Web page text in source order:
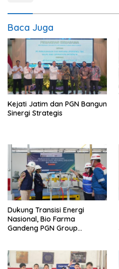
Baca Juga
Kejati Jatim dan PGN Bangun
Sinergi Strategis
Dukung Transisi Energi
Nasional, Bio Farma
Gandeng PGN Group